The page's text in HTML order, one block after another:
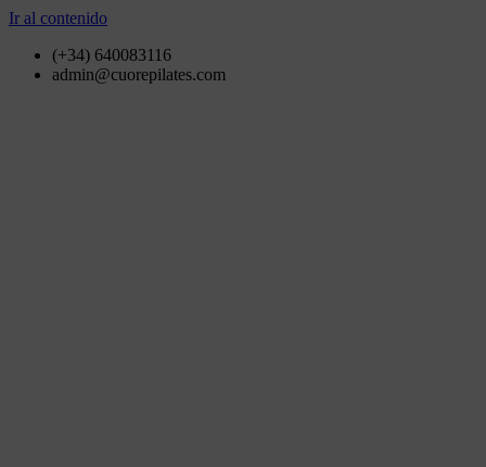
Ir al contenido
(+34) 640083116
admin@cuorepilates.com